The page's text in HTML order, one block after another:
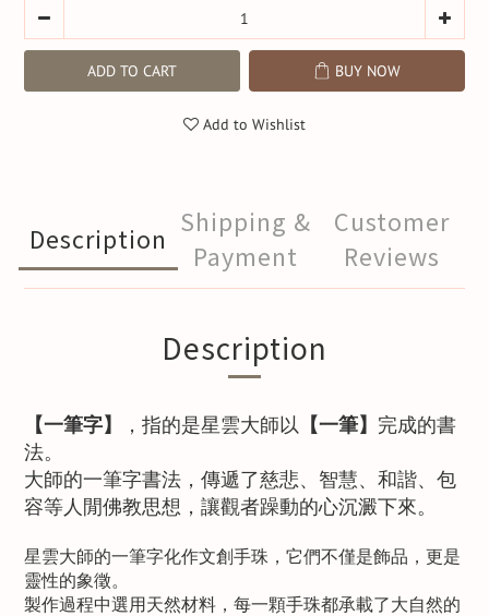
ADD TO CART BUY NOW
Add to Wishlist
Description
Shipping &
Payment
Customer
Reviews
Description
【一筆字】 ，指的是星雲大師以 【一筆】 完成的書
法。
大師的一筆字書法，傳遞了慈悲、智慧、和諧、包
容等人閒佛教思想，讓觀者躁動的心沉澱下來。
星雲大師的一筆字化作文創手珠，它們不僅是飾品，更是
靈性的象徵。
製作過程中選用天然材料，每一顆手珠都承載了大自然的